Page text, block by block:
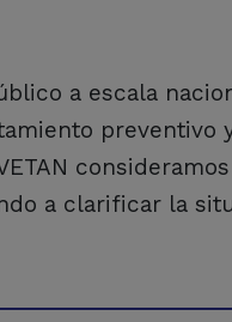
a escala
preventivo
a clarificar la